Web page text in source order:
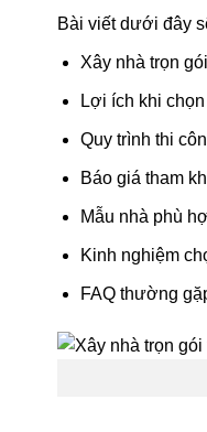
Bài viết dưới đây
Xây nhà trọn
Lợi ích khi
Quy trình thi
Báo giá tham
Mẫu nhà phù
Kinh nghiệm
FAQ thường